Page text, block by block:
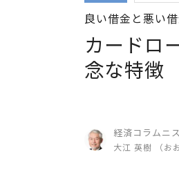
良い借金と悪い
カードロ
念な特徴
経済コラムニ
大江 英樹 （お